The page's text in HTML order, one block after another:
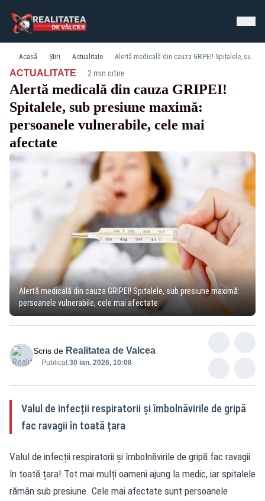
Acasă Știri Actualitate Alertă medicală din cauza GRIPEI! Spitalele, sub presiune maximă: persoanele vulnerabile, cele mai afectate
ACTUALITATE· 2 min citire
Alertă medicală din cauza GRIPEI!
Spitalele, sub presiune maximă:
persoanele vulnerabile, cele mai
afectate
Alertă medicală din cauza GRIPEI! Spitalele, sub presiune maximă:
persoanele vulnerabile, cele mai afectate
Scris de Realitatea de Valcea
Publicat:30 ian. 2026, 10:08
Valul de infecții respiratorii și îmbolnăvirile de gripă
fac ravagii în toată țara
Valul de infecții respiratorii și îmbolnăvirile de gripă fac ravagii
în toată țara! Tot mai mulți oameni ajung la medic, iar spitalele
rămân sub presiune. Cele mai afectate sunt persoanele